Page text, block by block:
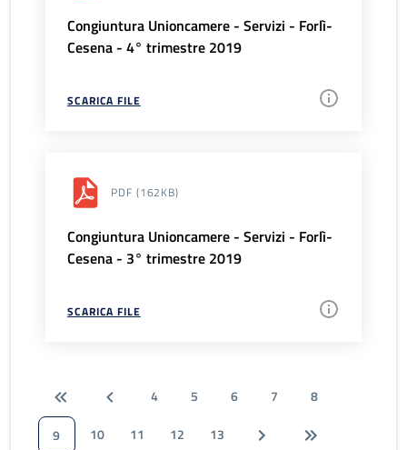
Congiuntura Unioncamere - Servizi - Forlì-
Cesena - 4° trimestre 2019
SCARICA FILE
PDF (162KB)
Congiuntura Unioncamere - Servizi - Forlì-
Cesena - 3° trimestre 2019
SCARICA FILE
4 5 6 7
8
9
10 11 12 13